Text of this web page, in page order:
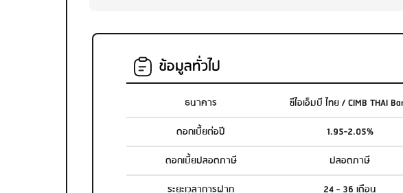
ข้อมูลทั่วไป
ธนาคาร
ซีไอเอ็มบี ไทย / CIMB THAI
ดอกเบี้ยต่อปี
1.95-2.05%
ดอกเบี้ยปลอดภาษี
ปลอดภาษี
ระยะเวลาการฝาก
24 - 36 เดือน